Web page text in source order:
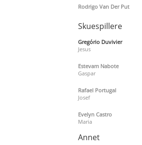
Rodrigo Van Der Put
Skuespillere
Gregório Duvivier
Jesus
Estevam Nabote
Gaspar
Rafael Portugal
Josef
Evelyn Castro
Maria
Annet